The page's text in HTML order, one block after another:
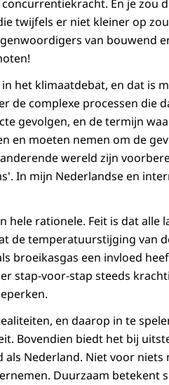
En je zou
twijfels er niet kleiner op
van bouwend
het klimaatdebat, en dat is
de complexe processen die
gevolgen, en de termijn
en moeten nemen om de
wereld zijn
In mijn Nederlandse en
hele rationele. Feit is dat alle
de temperatuurstijging van
broeikasgas een invloed
stap-voor-stap steeds
en daarop in te
Bovendien biedt het bij
Nederland. Niet voor niets
Duurzaam betekent